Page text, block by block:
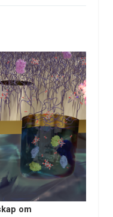
om